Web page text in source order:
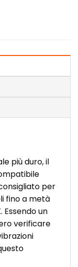
più duro, il
per
fino a metà
Essendo un
verificare